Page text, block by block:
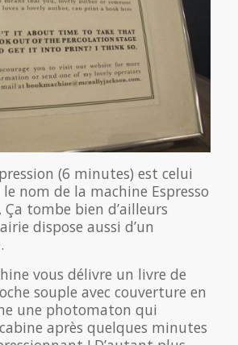
(6 minutes) est celui
le nom de la machine Espresso
tombe bien d’ailleurs
dispose aussi d’un
vous délivre un livre de
souple avec couverture en
une photomaton qui
après quelques minutes